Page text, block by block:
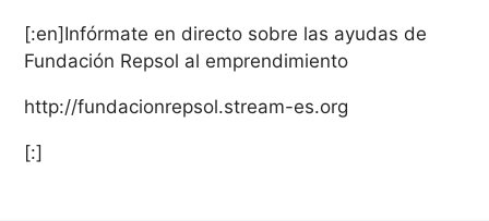
[:en]Infórmate en directo sobre las ayudas de
Fundación Repsol al emprendimiento
http://fundacionrepsol.stream-es.org
[:]